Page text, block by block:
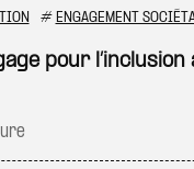
# ENGAGEMENT
pour l’inclusion